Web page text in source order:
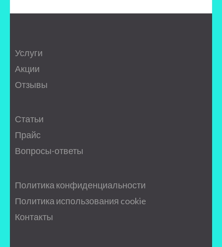
Услуги
Акции
Отзывы
Статьи
Прайс
Вопросы-ответы
Политика конфиденциальности
Политика использования cookie
Контакты